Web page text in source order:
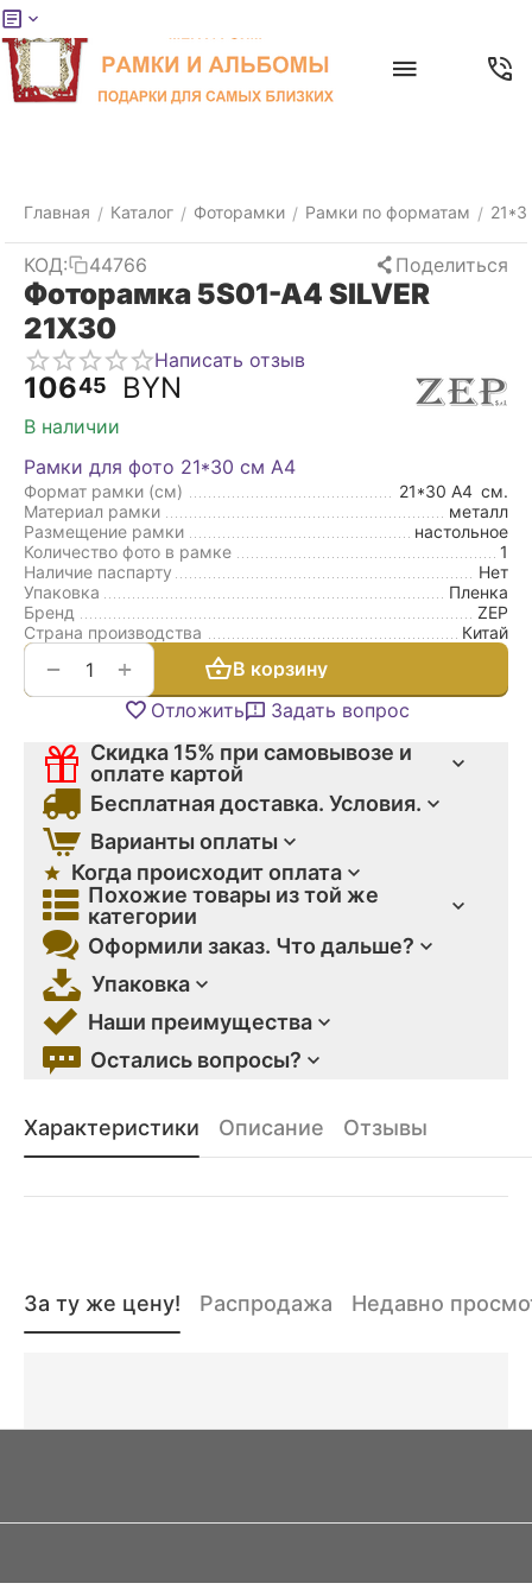
Главная / Каталог / Фоторамки / Рамки по форматам /
КОД: 44766 Поделиться
Фоторамка 5S01-A4 SILVER
21X30
Написать отзыв
10645 BYN
В наличии
Рамки для фото 21*30 см А4
Формат рамки (см) 21*30 А4 см.
Материал рамки
металл
Размещение рамки
настольное
Количество фото в рамке
1
Наличие паспарту
Нет
Упаковка
Пленка
Бренд
ZEP
Страна производства
Китай
+
−
В корзину
Отложить
Задать вопрос
Скидка 15% при самовывозе и
оплате картой
Бесплатная доставка. Условия.
Варианты оплаты
Когда происходит оплата
Похожие товары из той же
категории
Оформили заказ. Что дальше?
Упаковка
Наши преимущества
Остались вопросы?
Характеристики Описание Отзывы
За ту же цену! Распродажа Недавно
Меню
товары